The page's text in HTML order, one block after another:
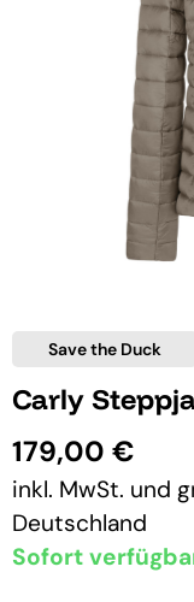
Save the Duck
Carly
179,00 €
inkl. MwSt. und
Deutschland
Sofort